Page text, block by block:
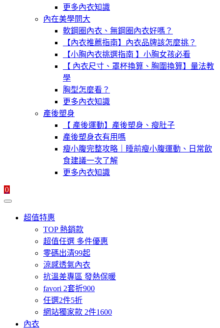
更多內衣知識
內在美學問大
軟鋼圈內衣、無鋼圈內衣好嗎？
【內衣推薦指南】內衣品牌該怎麼挑？
【小胸內衣挑選指南 】小胸女孩必看
【 內衣尺寸、罩杯換算、胸圍換算】量法教
學
胸型怎麼看？
更多內衣知識
產後塑身
【 產後運動】產後塑身、瘦肚子
產後塑身衣有用嗎
瘦小腹完整攻略｜睡前瘦小腹運動、日常飲
食建議一次了解
更多內衣知識
0
超值特惠
TOP 熱銷款
超值任選 多件優惠
零碼出清99起
涼感透氣內衣
抗溫差專區 發熱保暖
favori 2套折900
任選2件5折
網站獨家款 2件1600
內衣